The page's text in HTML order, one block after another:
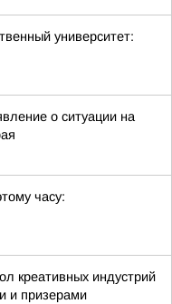
университет:
о ситуации на
часу:
креативных индустрий
и призерами